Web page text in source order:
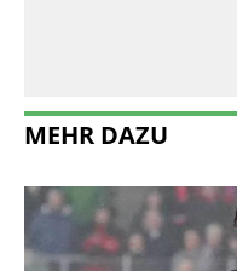
MEHR DAZU